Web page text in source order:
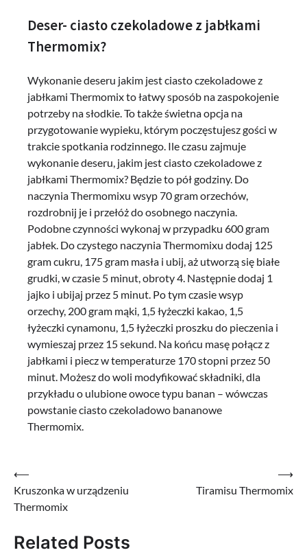
Deser- ciasto czekoladowe z jabłkami
Thermomix?
Wykonanie deseru jakim jest ciasto czekoladowe z
jabłkami Thermomix to łatwy sposób na zaspokojenie
potrzeby na słodkie. To także świetna opcja na
przygotowanie wypieku, którym poczęstujesz gości w
trakcie spotkania rodzinnego. Ile czasu zajmuje
wykonanie deseru, jakim jest ciasto czekoladowe z
jabłkami Thermomix? Będzie to pół godziny. Do
naczynia Thermomixu wsyp 70 gram orzechów,
rozdrobnij je i przełóż do osobnego naczynia.
Podobne czynności wykonaj w przypadku 600 gram
jabłek. Do czystego naczynia Thermomixu dodaj 125
gram cukru, 175 gram masła i ubij, aż utworzą się białe
grudki, w czasie 5 minut, obroty 4. Następnie dodaj 1
jajko i ubijaj przez 5 minut. Po tym czasie wsyp
orzechy, 200 gram mąki, 1,5 łyżeczki kakao, 1,5
łyżeczki cynamonu, 1,5 łyżeczki proszku do pieczenia i
wymieszaj przez 15 sekund. Na końcu masę połącz z
jabłkami i piecz w temperaturze 170 stopni przez 50
minut. Możesz do woli modyfikować składniki, dla
przykładu o ulubione owoce typu banan – wówczas
powstanie ciasto czekoladowo bananowe
Thermomix.
Nawigacja
wpisu
⟵
Kruszonka w urządzeniu
Thermomix
Tiramisu Thermomix
⟶
Related Posts